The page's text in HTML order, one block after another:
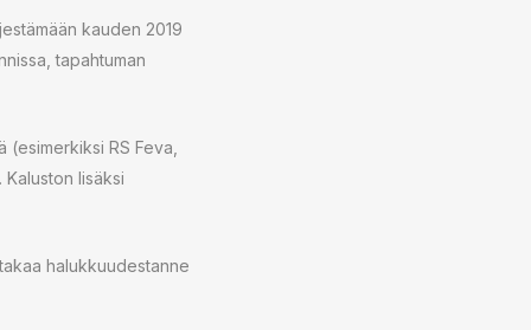
kauden 2019
tapahtuman
RS Feva,
lisäksi
halukkuudestanne